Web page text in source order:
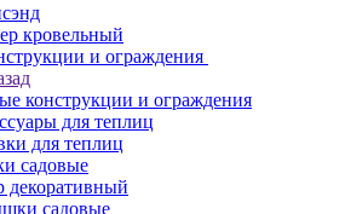
кровельный
и ограждения
конструкции и ограждения
для теплиц
для теплиц
садовые
декоративный
садовые